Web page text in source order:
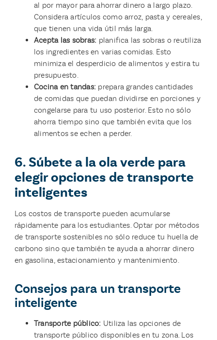
al por mayor para ahorrar dinero a largo plazo.
Considera artículos como arroz, pasta y cereales,
que tienen una vida útil más larga.
Acepta las sobras: planifica las sobras o reutiliza
los ingredientes en varias comidas. Esto
minimiza el desperdicio de alimentos y estira tu
presupuesto.
Cocina en tandas: prepara grandes cantidades
de comidas que puedan dividirse en porciones y
congelarse para tu uso posterior. Esto no sólo
ahorra tiempo sino que también evita que los
alimentos se echen a perder.
6. Súbete a la ola verde para
elegir opciones de transporte
inteligentes
Los costos de transporte pueden acumularse
rápidamente para los estudiantes. Optar por métodos
de transporte sostenibles no sólo reduce tu huella de
carbono sino que también te ayuda a ahorrar dinero
en gasolina, estacionamiento y mantenimiento.
Consejos para un transporte
inteligente
Transporte público: Utiliza las opciones de
transporte público disponibles en tu zona. Los